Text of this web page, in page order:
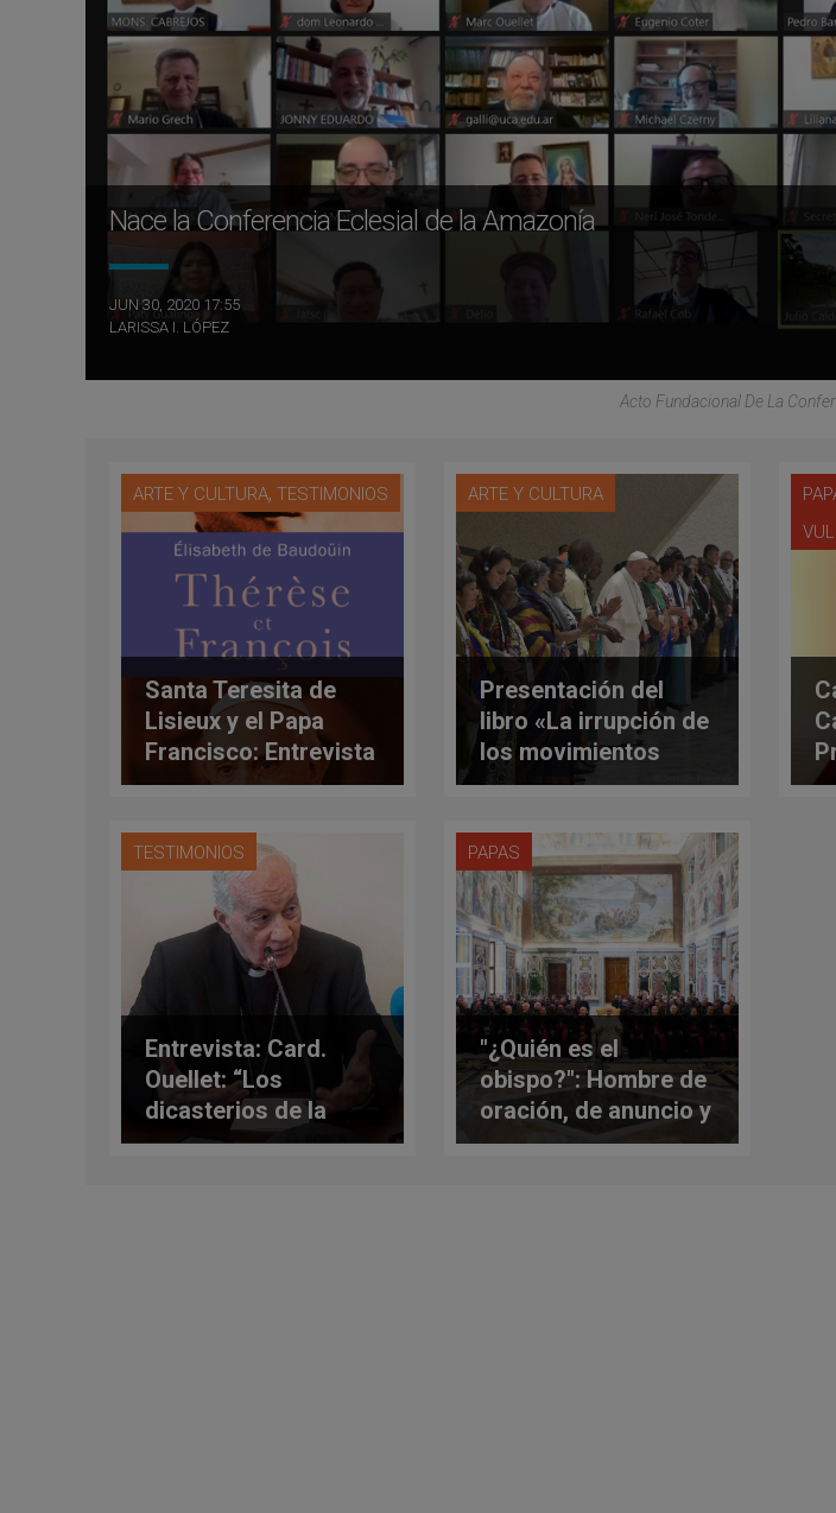
Nace la Conferencia Eclesial de la Amazonía
JUN 30, 2020 17:55
LARISSA I. LÓPEZ
Acto Fundacional De La
ARTE Y CULTURA, TESTIMONIOS
Santa Teresita de
Lisieux y el Papa
Francisco: Entrevista
con Elisabeth de
ARTE Y CULTURA
Presentación del
libro «La irrupción de
los movimientos
populares»
TESTIMONIOS
Entrevista: Card.
Ouellet: “Los
dicasterios de la
Santa Sede deben
PAPAS
"¿Quién es el
obispo?": Hombre de
oración, de anuncio y
de comunión